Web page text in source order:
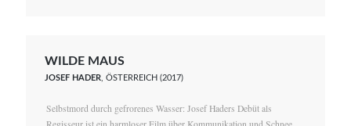
WILDE MAUS
JOSEF HADER, ÖSTERREICH (2017)
Selbstmord durch gefrorenes Wasser: Josef Haders Debüt als